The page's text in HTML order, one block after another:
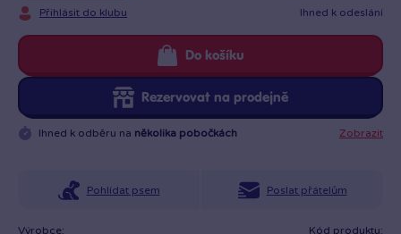
Přihlásit do klubu Ihned k odeslání
Rezervovat na prodejně
Do košíku
Ihned k odběru na několika pobočkách Zobrazit
Pohlídat psem Poslat přátelům
Výrobce:
Kód produktu: